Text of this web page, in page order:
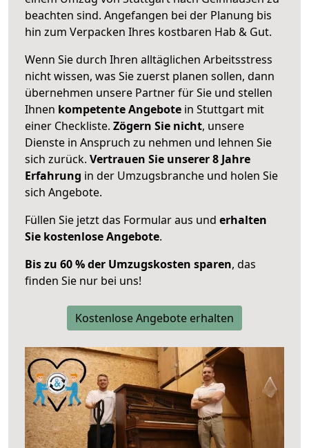
beachten sind. Angefangen bei der Planung bis
hin zum Verpacken Ihres kostbaren Hab & Gut.
Wenn Sie durch Ihren alltäglichen Arbeitsstress
nicht wissen, was Sie zuerst planen sollen, dann
übernehmen unsere Partner für Sie und stellen
Ihnen kompetente Angebote in Stuttgart mit
einer Checkliste. Zögern Sie nicht, unsere
Dienste in Anspruch zu nehmen und lehnen Sie
sich zurück. Vertrauen Sie unserer 8 Jahre
Erfahrung in der Umzugsbranche und holen Sie
sich Angebote.
Füllen Sie jetzt das Formular aus und erhalten
Sie kostenlose Angebote.
Bis zu 60 % der Umzugskosten sparen, das
finden Sie nur bei uns!
Kostenlose Angebote erhalten